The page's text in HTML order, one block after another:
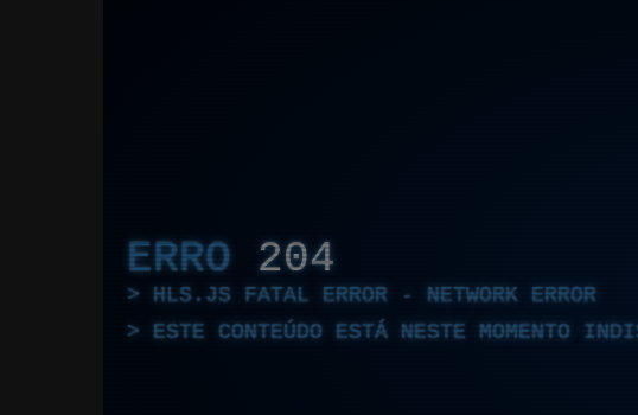
ERRO 204
HLS.JS FATAL ERROR - NETWORK ERROR
ESTE CONTEÚDO ESTÁ NESTE MOMENTO